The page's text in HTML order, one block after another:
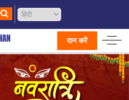
दान करें